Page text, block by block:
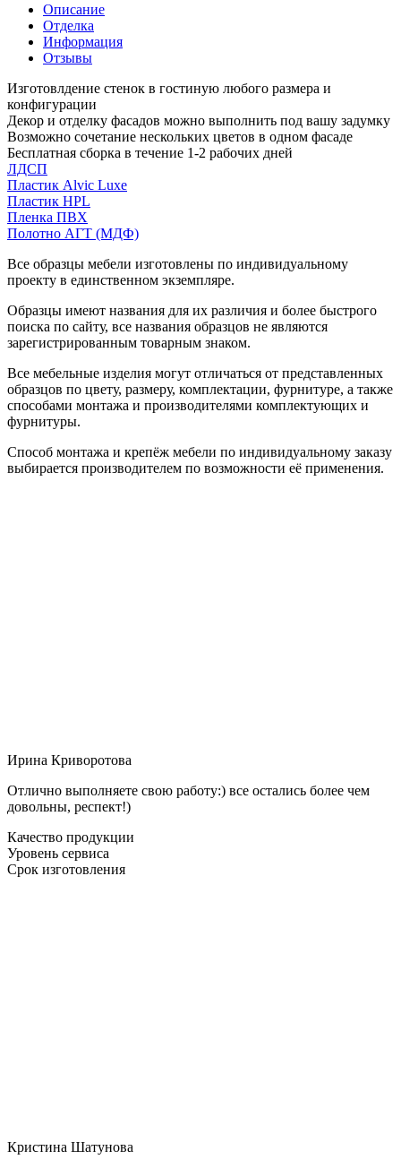
Описание
Отделка
Информация
Отзывы
Изготовлдение стенок в гостиную любого размера и
конфигурации
Декор и отделку фасадов можно выполнить под вашу задумку
Возможно сочетание нескольких цветов в одном фасаде
Бесплатная сборка в течение 1-2 рабочих дней
ЛДСП
Пластик Alvic Luxe
Пластик HPL
Пленка ПВХ
Полотно АГТ (МДФ)
Все образцы мебели изготовлены по индивидуальному
проекту в единственном экземпляре.
Образцы имеют названия для их различия и более быстрого
поиска по сайту, все названия образцов не являются
зарегистрированным товарным знаком.
Все мебельные изделия могут отличаться от представленных
образцов по цвету, размеру, комплектации, фурнитуре, а также
способами монтажа и производителями комплектующих и
фурнитуры.
Способ монтажа и крепёж мебели по индивидуальному заказу
выбирается производителем по возможности её применения.
Ирина Криворотова
Отлично выполняете свою работу:) все остались более чем
довольны, респект!)
Качество продукции
Уровень сервиса
Срок изготовления
Кристина Шатунова